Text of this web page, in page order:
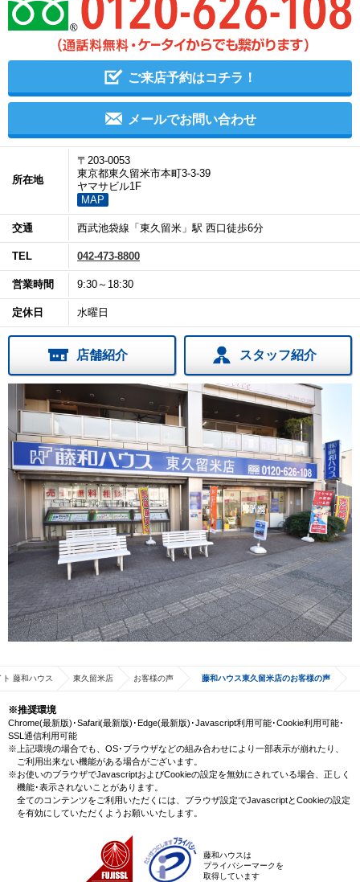
ご来店予約はコチラ！
メールでお問い合わせ
所在地
〒203-0053
東京都東久留米市本町3-3-39
ヤマサビル1F
MAP
交通 西武池袋線「東久留米」駅 西口徒歩6分
TEL 042-473-8800
営業時間 9:30～18:30
定休日 水曜日
店舗紹介 スタッフ紹介
藤和ハウス 東久留米店 お客様の声 藤和ハウス東久留米店のお客様の声
※推奨環境
Chrome(最新版)･Safari(最新版)･Edge(最新版)･Javascript利用可能･Cookie利用可能･
SSL通信利用可能
※上記環境の場合でも、OS･ブラウザなどの組み合わせにより一部表示が崩れたり、
ご利用出来ない機能がある場合がございます。
※お使いのブラウザでJavascriptおよびCookieの設定を無効にされている場合、正しく
機能･表示されないことがあります。
全てのコンテンツをご利用いただくには、ブラウザ設定でJavascriptとCookieの設定
を有効にしていただくようお願いいたします。
藤和ハウスは
プライバシーマークを
取得しています